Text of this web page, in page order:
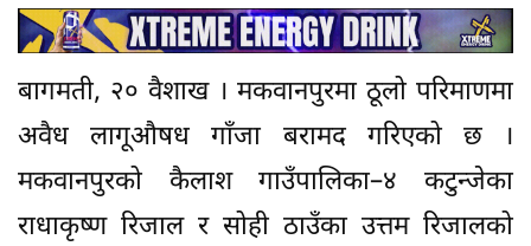
बागमती, २० वैशाख । मकवानपुरमा ठूलो परिमाणमा
अवैध लागूऔषध गाँजा बरामद गरिएको छ ।
मकवानपुरको कैलाश गाउँपालिका–४ कटुन्जेका
राधाकृष्ण रिजाल र सोही ठाउँका उत्तम रिजालको